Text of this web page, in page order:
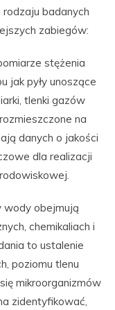
badanych
zabiegów:
stężenia
jak pyły unoszące
tlenki gazów
na
danych o jakości
dla realizacji
wody obejmują
chemikaliach i
to ustalenie
poziomu tlenu
mikroorganizmów
zidentyfikować,